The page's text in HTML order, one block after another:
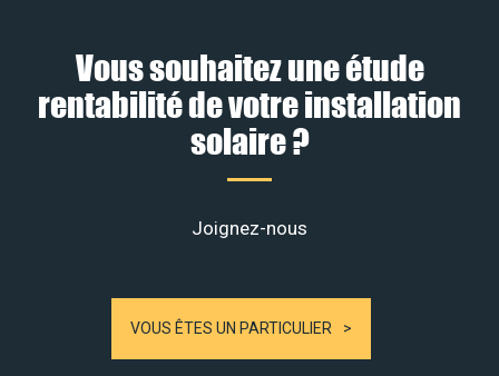
Vous souhaitez une étude
rentabilité de votre installation
solaire ?
Joignez-nous
VOUS ÊTES UN PARTICULIER